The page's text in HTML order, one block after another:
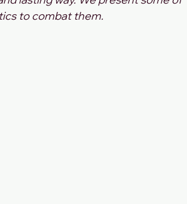
to combat them.